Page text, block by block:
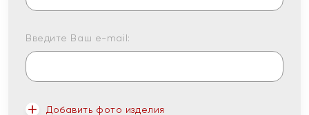
Введите Ваш e-mail:
Добавить фото изделия